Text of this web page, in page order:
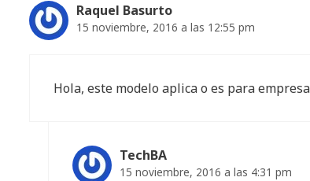
Raquel Basurto
15 noviembre, 2016 a las 12:55 pm
Hola, este modelo aplica o es para
TechBA
15 noviembre, 2016 a las 4:31 pm